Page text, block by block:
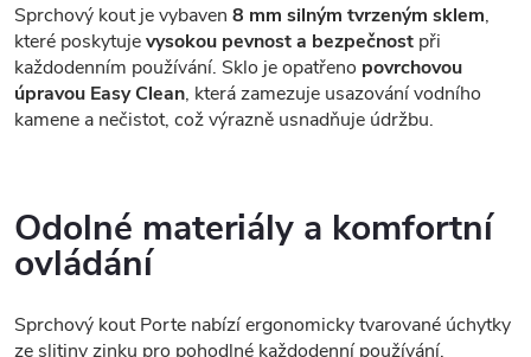
Sprchový kout je vybaven 8 mm silným tvrzeným sklem,
které poskytujevysokou pevnost a bezpečnost při
každodenním používání. Sklo je opatřeno povrchovou
úpravou Easy Clean, která zamezuje usazování vodního
kamene a nečistot, což výrazně usnadňuje údržbu.
Odolné materiály a komfortní
ovládání
Sprchový kout Porte nabízí ergonomicky tvarované úchytky
ze slitiny zinku pro pohodlné každodenní používání.